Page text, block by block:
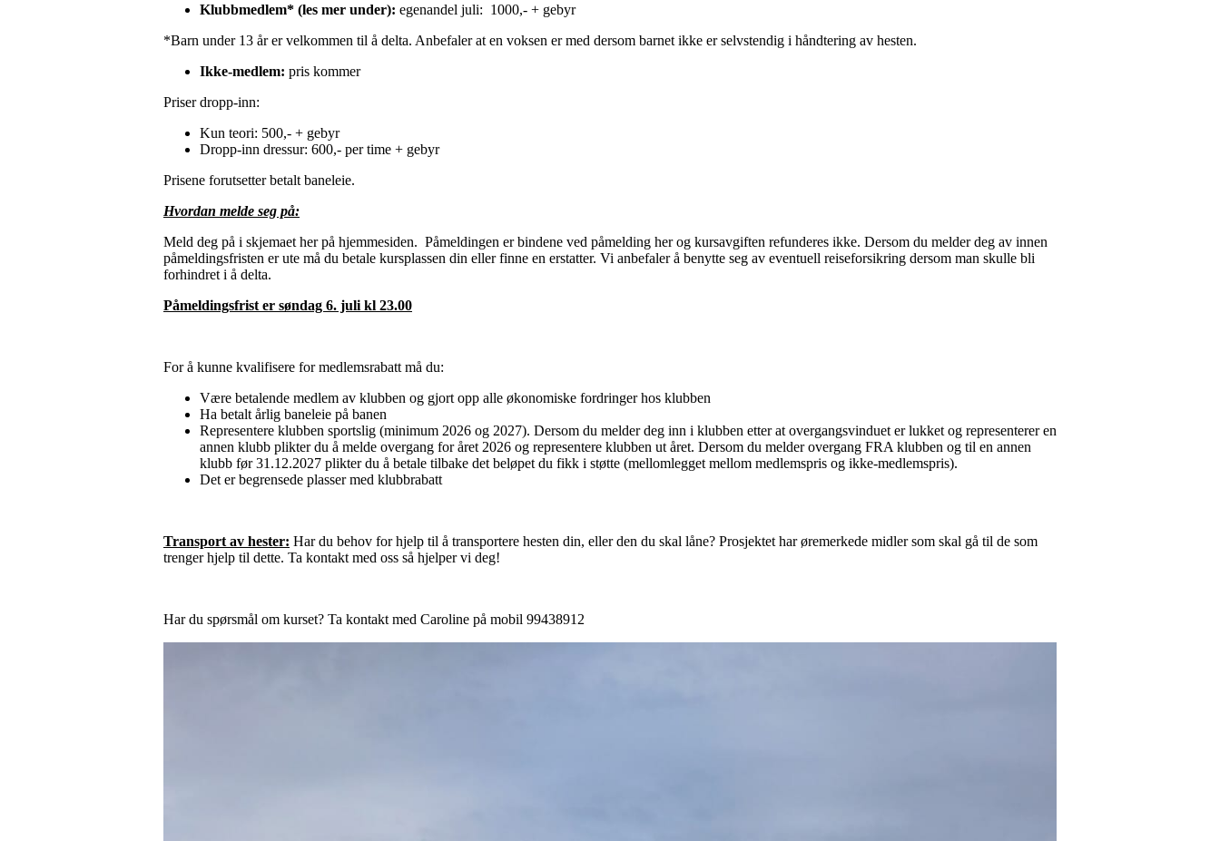
Klubbmedlem* (les mer under): egenandel juli: 1000,- + gebyr
*Barn under 13 år er velkommen til å delta. Anbefaler at en voksen er med dersom barnet ikke er selvstendig i håndtering av hesten.
Ikke-medlem: pris kommer
Priser dropp-inn:
Kun teori: 500,- + gebyr
Dropp-inn dressur: 600,- per time + gebyr
Prisene forutsetter betalt baneleie.
Hvordan melde seg på:
Meld deg på i skjemaet her på hjemmesiden. Påmeldingen er bindene ved påmelding her og kursavgiften refunderes ikke. Dersom du melder deg av innen
påmeldingsfristen er ute må du betale kursplassen din eller finne en erstatter. Vi anbefaler å benytte seg av eventuell reiseforsikring dersom man skulle bli
forhindret i å delta.
Påmeldingsfrist er søndag 6. juli kl 23.00
For å kunne kvalifisere for medlemsrabatt må du:
Være betalende medlem av klubben og gjort opp alle økonomiske fordringer hos klubben
Ha betalt årlig baneleie på banen
Representere klubben sportslig (minimum 2026 og 2027). Dersom du melder deg inn i klubben etter at overgangsvinduet er lukket og representerer en
annen klubb plikter du å melde overgang for året 2026 og representere klubben ut året. Dersom du melder overgang FRA klubben og til en annen
klubb før 31.12.2027 plikter du å betale tilbake det beløpet du fikk i støtte (mellomlegget mellom medlemspris og ikke-medlemspris).
Det er begrensede plasser med klubbrabatt
Transport av hester: Har du behov for hjelp til å transportere hesten din, eller den du skal låne? Prosjektet har øremerkede midler som skal gå til de som
trenger hjelp til dette. Ta kontakt med oss så hjelper vi deg!
Har du spørsmål om kurset? Ta kontakt med Caroline på mobil 99438912